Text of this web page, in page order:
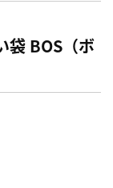
袋 BOS（ボ